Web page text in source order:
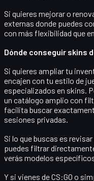
Si quieres mejorar o
externas donde puedes
con más flexibilidad que
Dónde conseguir skins
Si quieres ampliar tu
encajen con tu estilo de
especializados en skins.
un catálogo amplio con
facilita buscar
sesiones privadas.
Si lo que buscas es
puedes filtrar
verás modelos
Y si vienes de CS:GO o